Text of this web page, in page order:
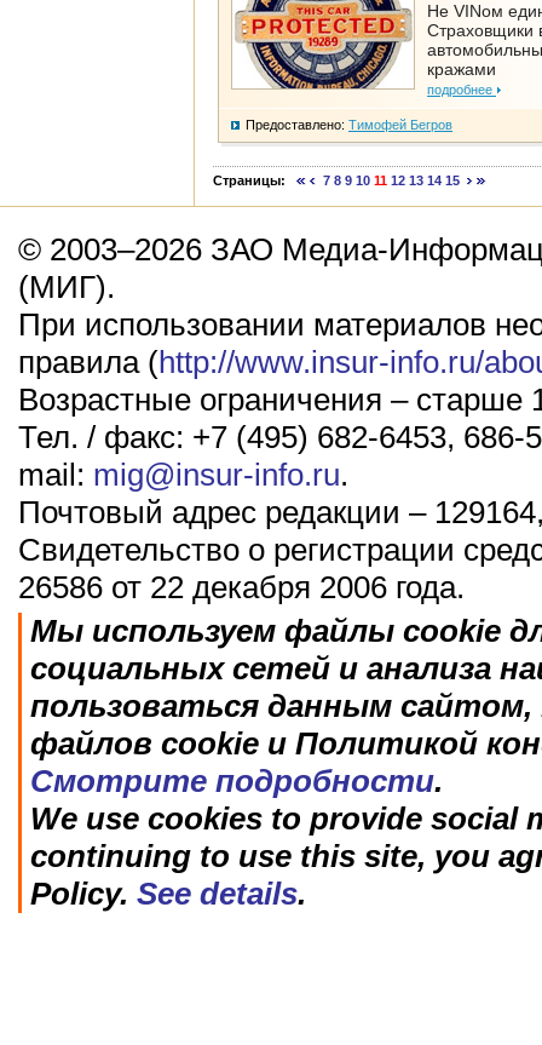
Не VINом
Страховщики
кражами
подробнее
Предоставлено: Тимофей Бегров
Страницы: 7 8 9 10 11 12 13 14 15
© 2003–2026 ЗАО Медиа-
(МИГ).
При использовании материалов
правила (http://www.insur-info.ru/
Возрастные ограничения – старше
Тел. / факс: +7 (495) 682-6453, 686-
mail: mig@insur-info.ru.
Почтовый адрес редакции –
Свидетельство о регистрации
26586 от 22 декабря 2006 года.
Мы используем файлы cookie
социальных сетей и анализа
пользоваться данным
файлов cookie и Политикой
Смотрите подробности.
We use cookies to provide social
continuing to use this site, you
Policy. See details.